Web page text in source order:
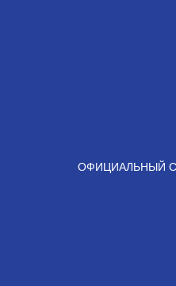
ОФИЦИАЛЬНЫЙ